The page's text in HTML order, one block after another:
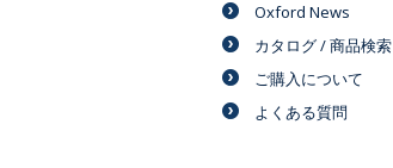
Oxford News
カタログ / 商品検索
ご購入について
よくある質問